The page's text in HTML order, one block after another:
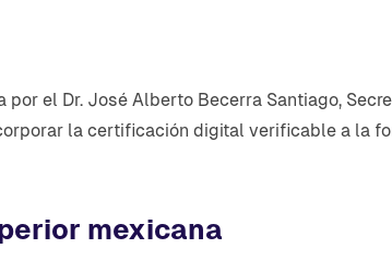
el Dr. José Alberto Becerra Santiago,
la certificación digital verificable a la
mexicana